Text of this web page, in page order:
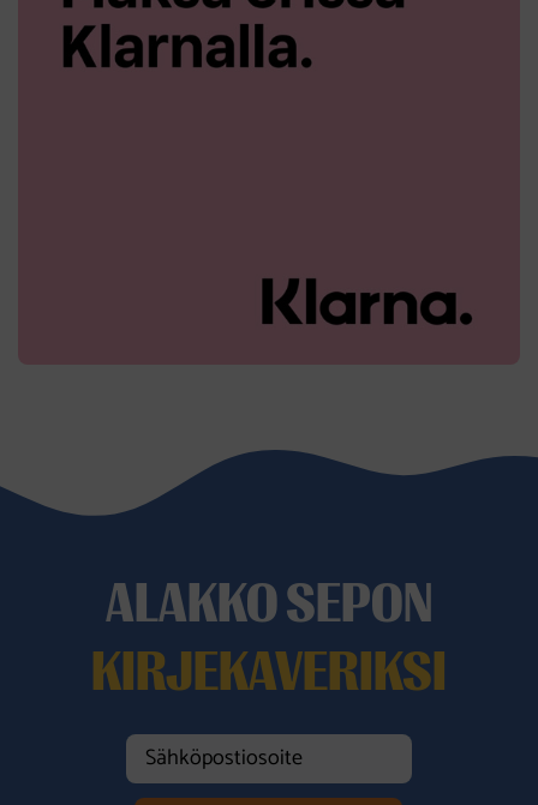
ALAKKO SEPON
KIRJEKAVERIKSI